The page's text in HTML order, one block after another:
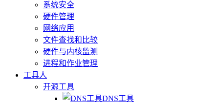
系统安全
硬件管理
网络应用
文件查找和比较
硬件与内核监测
进程和作业管理
工具人
开源工具
DNS工具